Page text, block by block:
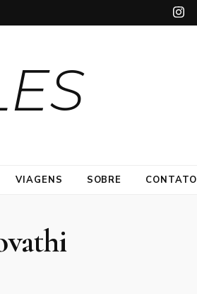
VIAGENS SOBRE CONTATO